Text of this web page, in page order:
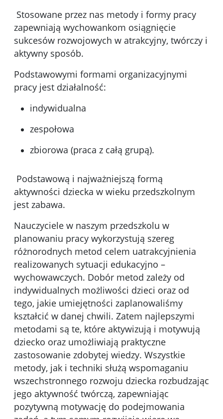
Stosowane przez nas metody i formy pracy
zapewniają wychowankom osiągnięcie
sukcesów rozwojowych w atrakcyjny, twórczy i
aktywny sposób.
Podstawowymi formami organizacyjnymi
pracy jest działalność:
indywidualna
zespołowa
zbiorowa (praca z całą grupą).
Podstawową i najważniejszą formą
aktywności dziecka w wieku przedszkolnym
jest zabawa.
Nauczyciele w naszym przedszkolu w
planowaniu pracy wykorzystują szereg
różnorodnych metod celem uatrakcyjnienia
realizowanych sytuacji edukacyjno –
wychowawczych. Dobór metod zależy od
indywidualnych możliwości dzieci oraz od
tego, jakie umiejętności zaplanowaliśmy
kształcić w danej chwili. Zatem najlepszymi
metodami są te, które aktywizują i motywują
dziecko oraz umożliwiają praktyczne
zastosowanie zdobytej wiedzy. Wszystkie
metody, jak i techniki służą wspomaganiu
wszechstronnego rozwoju dziecka rozbudzając
jego aktywność twórczą, zapewniając
pozytywną motywację do podejmowania